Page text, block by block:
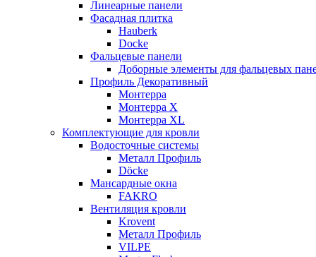
Линеарные панели
Фасадная плитка
Hauberk
Docke
Фальцевые панели
Доборные элементы для фальцевых
Профиль Декоративный
Монтерра
Монтерра X
Монтерра XL
Комплектующие для кровли
Водосточные системы
Металл Профиль
Döcke
Мансардные окна
FAKRO
Вентиляция кровли
Krovent
Металл Профиль
VILPE